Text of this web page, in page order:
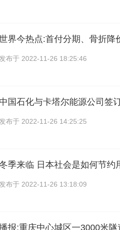
界今热点:首付分期、骨折降
发布于 2022-11-26 18:25:46
中国石化与卡塔尔能源公司签
发布于 2022-11-26 14:25:25
季来临 日本社会是如何节约
发布于 2022-11-26 13:18:09
报:重庆中心城区一3000米